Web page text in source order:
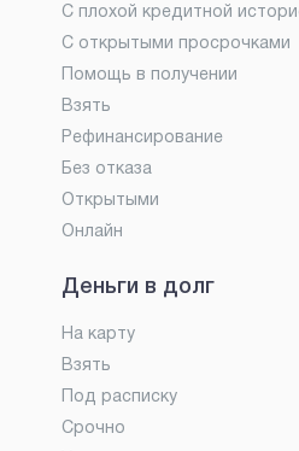
С плохой кредитной
С открытыми просрочками
Помощь в получении
Взять
Рефинансирование
Без отказа
Открытыми
Онлайн
Деньги в долг
На карту
Взять
Под расписку
Срочно